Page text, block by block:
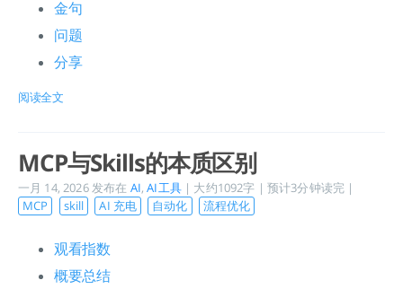
金句
问题
分享
阅读全文
MCP与Skills的本质区别
一月 14, 2026 发布在 AI,AI工具 | 大约1092字 | 预计3分钟读完 |
MCP
skill AI 充电 自动化 流程优化
观看指数
概要总结